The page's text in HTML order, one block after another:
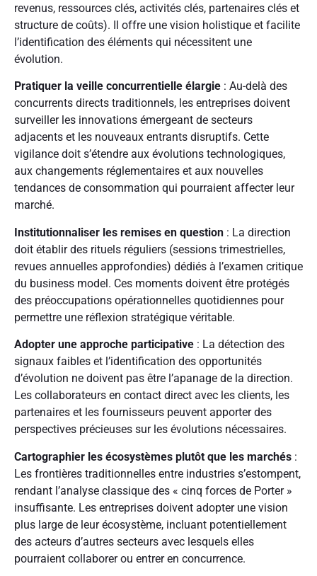
revenus, ressources clés, activités clés, partenaires clés et
structure de coûts). Il offre une vision holistique et facilite
l’identification des éléments qui nécessitent une
évolution.
Pratiquer la veille concurrentielle élargie : Au-delà des
concurrents directs traditionnels, les entreprises doivent
surveiller les innovations émergeant de secteurs
adjacents et les nouveaux entrants disruptifs. Cette
vigilance doit s’étendre aux évolutions technologiques,
aux changements réglementaires et aux nouvelles
tendances de consommation qui pourraient affecter leur
marché.
Institutionnaliser les remises en question : La direction
doit établir des rituels réguliers (sessions trimestrielles,
revues annuelles approfondies) dédiés à l’examen critique
du business model. Ces moments doivent être protégés
des préoccupations opérationnelles quotidiennes pour
permettre une réflexion stratégique véritable.
Adopter une approche participative : La détection des
signaux faibles et l’identification des opportunités
d’évolution ne doivent pas être l’apanage de la direction.
Les collaborateurs en contact direct avec les clients, les
partenaires et les fournisseurs peuvent apporter des
perspectives précieuses sur les évolutions nécessaires.
Cartographier les écosystèmes plutôt que les marchés :
Les frontières traditionnelles entre industries s’estompent,
rendant l’analyse classique des « cinq forces de Porter »
insuffisante. Les entreprises doivent adopter une vision
plus large de leur écosystème, incluant potentiellement
des acteurs d’autres secteurs avec lesquels elles
pourraient collaborer ou entrer en concurrence.